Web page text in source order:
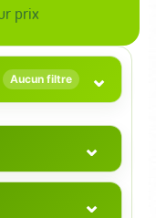
prix
Aucun filtre ⌄
⌄
⌄